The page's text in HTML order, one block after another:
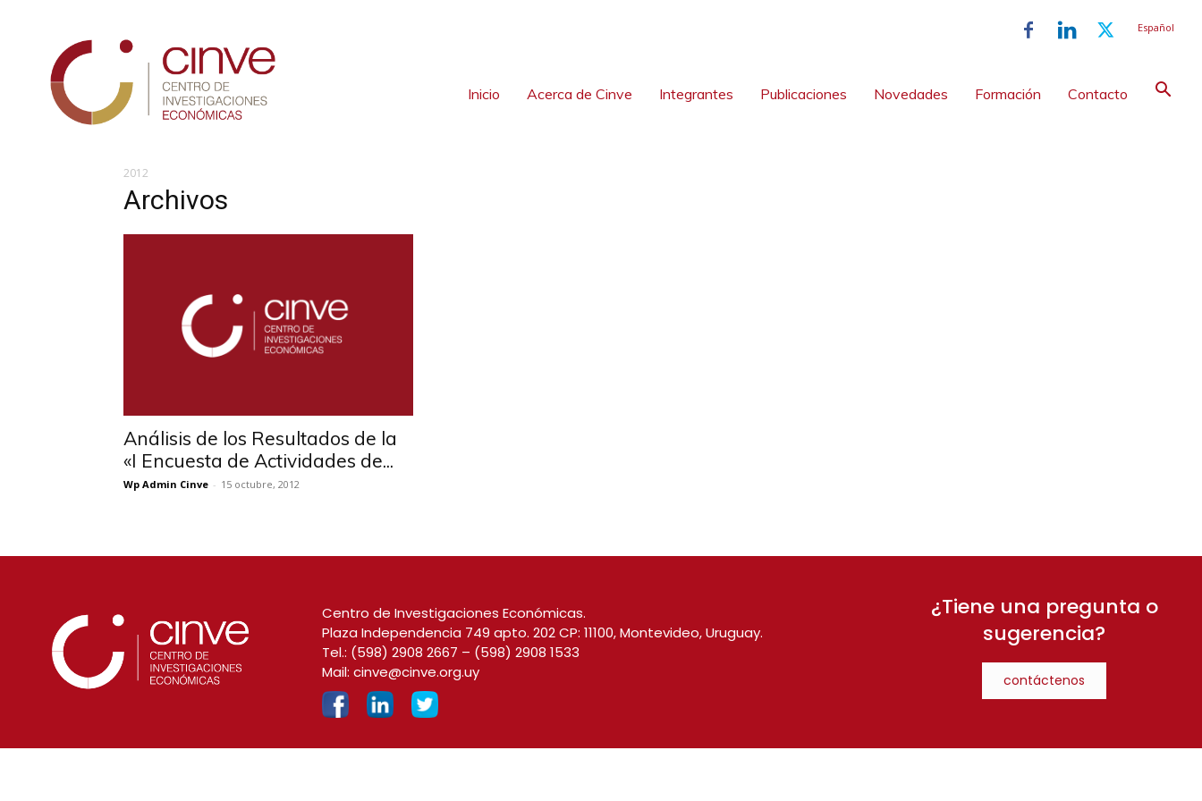
Español
Inicio Acerca de Cinve Integrantes Publicaciones Novedades Formación Contacto
2012
Archivos
Análisis de los Resultados de la
«I Encuesta de Actividades de...
Wp Admin Cinve - 15 octubre, 2012
Centro de Investigaciones Económicas.
Plaza Independencia 749 apto. 202 CP: 11100, Montevideo, Uruguay.
Tel.: (598) 2908 2667 – (598) 2908 1533
Mail: cinve@cinve.org.uy
¿Tiene una pregunta o
sugerencia?
contáctenos